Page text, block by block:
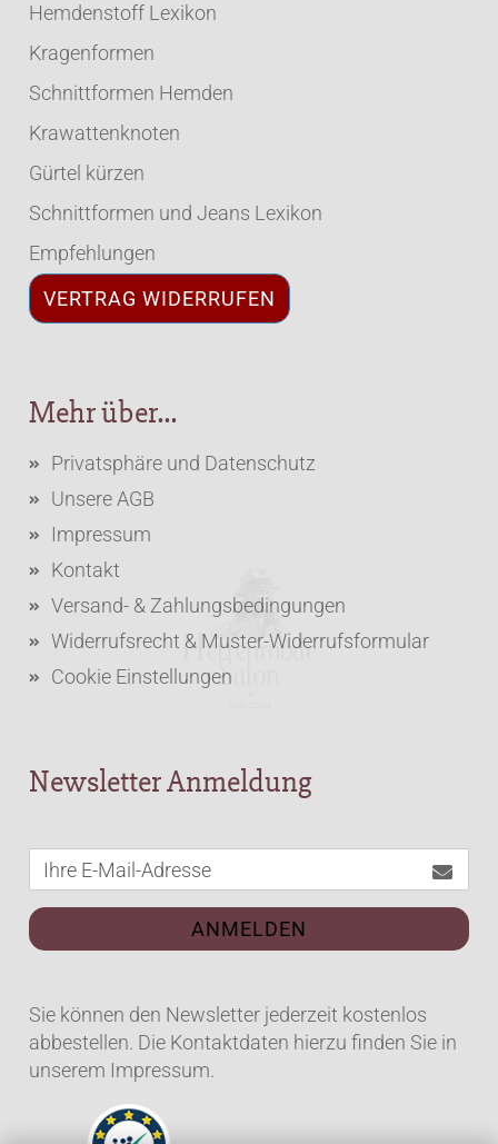
Hemdenstoff Lexikon
Kragenformen
Schnittformen Hemden
Krawattenknoten
Gürtel kürzen
Schnittformen und Jeans Lexikon
Empfehlungen
VERTRAG WIDERRUFEN
Mehr über...
Privatsphäre und Datenschutz
Unsere AGB
Impressum
Kontakt
Versand- & Zahlungsbedingungen
Widerrufsrecht & Muster-Widerrufsformular
Cookie Einstellungen
Newsletter Anmeldung
ANMELDEN
Sie können den Newsletter jederzeit kostenlos
abbestellen. Die Kontaktdaten hierzu finden Sie in
unserem Impressum.